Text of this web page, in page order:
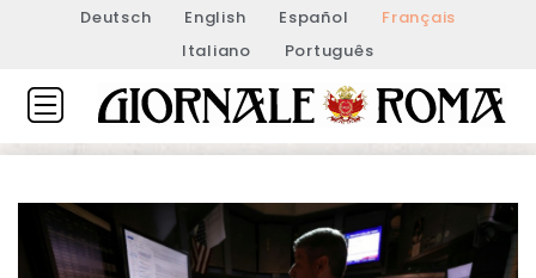
Deutsch English Español
Français
Italiano
Português